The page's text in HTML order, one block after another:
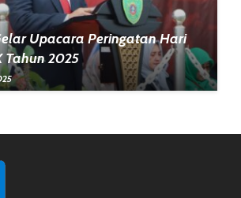
Upacara Peringatan Hari
Tahun 2025